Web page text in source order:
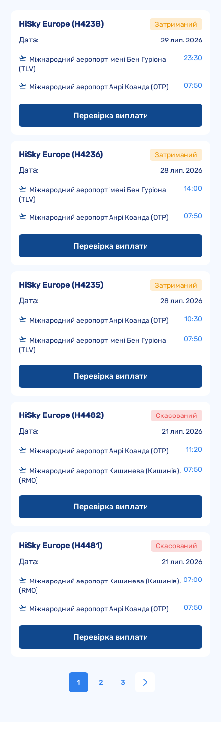
Дата: 29 лип. 2026
HiSky Europe(H4238) Затриманий
Міжнародний аеропорт імені Бен Гуріона
(TLV)
23:30
Міжнародний аеропорт Анрі Коанда (OTP) 07:50
Перевірка виплати
Дата: 28 лип. 2026
HiSky Europe(H4236) Затриманий
Міжнародний аеропорт імені Бен Гуріона
(TLV)
14:00
Міжнародний аеропорт Анрі Коанда (OTP) 07:50
Перевірка виплати
Дата: 28 лип. 2026
HiSky Europe(H4235) Затриманий
Міжнародний аеропорт Анрі Коанда (OTP) 10:30
Міжнародний аеропорт імені Бен Гуріона
(TLV)
07:50
Перевірка виплати
Дата: 21 лип. 2026
HiSky Europe(H4482) Скасований
Міжнародний аеропорт Анрі Коанда (OTP) 11:20
Міжнародний аеропорт Кишинева (Кишинів).
(RMO)
07:50
Перевірка виплати
Дата: 21 лип. 2026
HiSky Europe(H4481) Скасований
Міжнародний аеропорт Кишинева (Кишинів).
(RMO)
07:00
Міжнародний аеропорт Анрі Коанда (OTP) 07:50
Перевірка виплати
1 2 3